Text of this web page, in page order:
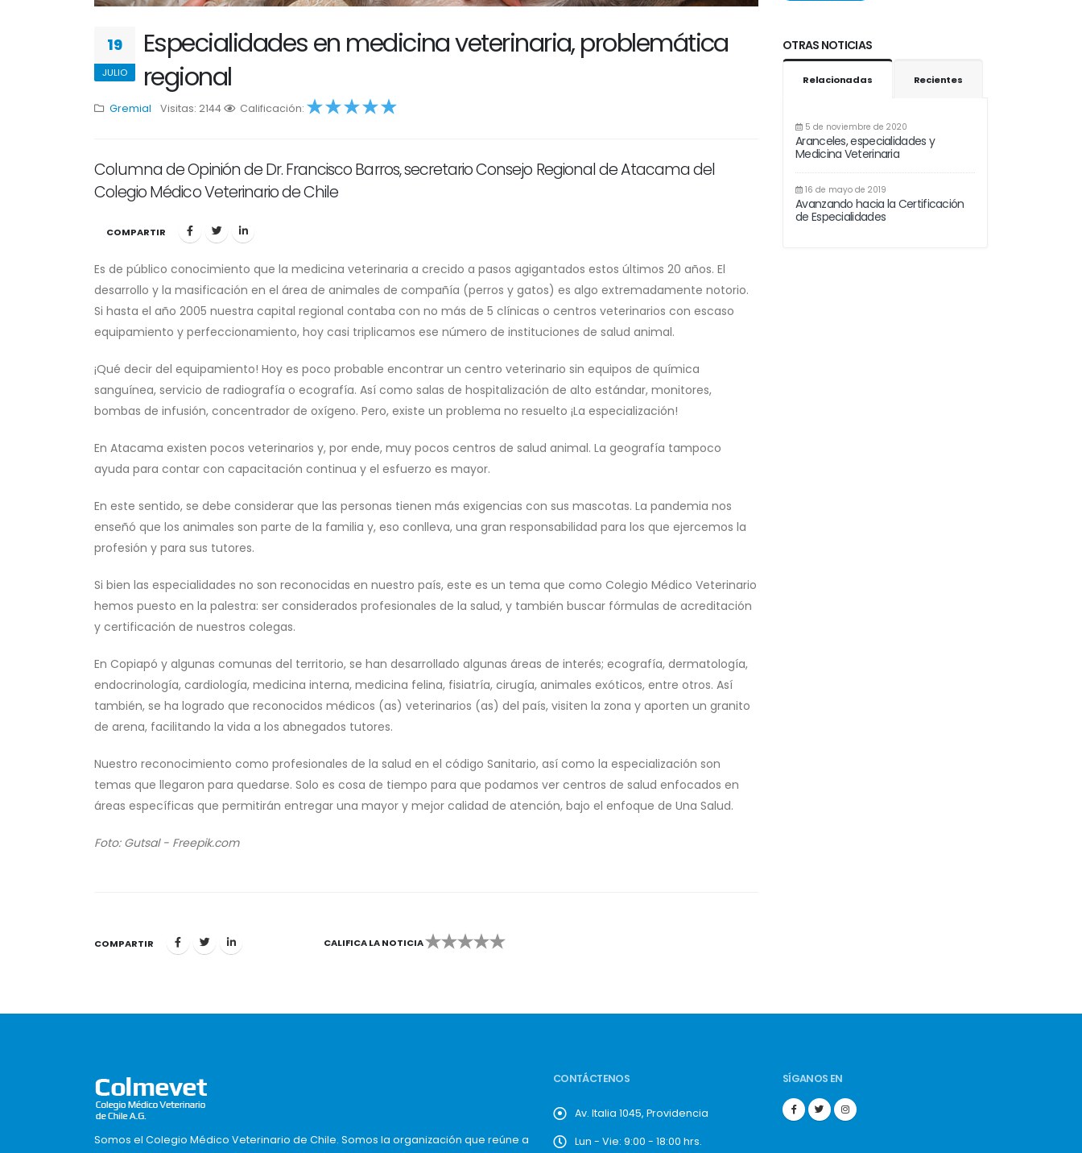
OTRAS NOTICIAS
Relacionadas Recientes
5 de noviembre de 2020
Aranceles, especialidades y
Medicina Veterinaria
16 de mayo de 2019
Avanzando hacia la Certificación
de Especialidades
19
JULIO
Especialidades en medicina veterinaria, problemática
regional
Gremial Visitas: 2144 Calificación:
1 2 3 4 5
Columna de Opinión de Dr. Francisco Barros, secretario Consejo Regional de Atacama del
Colegio Médico Veterinario de Chile
COMPARTIR
Es de público conocimiento que la medicina veterinaria a crecido a pasos agigantados estos últimos 20 años. El
desarrollo y la masificación en el área de animales de compañía (perros y gatos) es algo extremadamente notorio.
Si hasta el año 2005 nuestra capital regional contaba con no más de 5 clínicas o centros veterinarios con escaso
equipamiento y perfeccionamiento, hoy casi triplicamos ese número de instituciones de salud animal.
¡Qué decir del equipamiento! Hoy es poco probable encontrar un centro veterinario sin equipos de química
sanguínea, servicio de radiografía o ecografía. Así como salas de hospitalización de alto estándar, monitores,
bombas de infusión, concentrador de oxígeno. Pero, existe un problema no resuelto ¡La especialización!
En Atacama existen pocos veterinarios y, por ende, muy pocos centros de salud animal. La geografía tampoco
ayuda para contar con capacitación continua y el esfuerzo es mayor.
En este sentido, se debe considerar que las personas tienen más exigencias con sus mascotas. La pandemia nos
enseñó que los animales son parte de la familia y, eso conlleva, una gran responsabilidad para los que ejercemos la
profesión y para sus tutores.
Si bien las especialidades no son reconocidas en nuestro país, este es un tema que como Colegio Médico Veterinario
hemos puesto en la palestra: ser considerados profesionales de la salud, y también buscar fórmulas de acreditación
y certificación de nuestros colegas.
En Copiapó y algunas comunas del territorio, se han desarrollado algunas áreas de interés; ecografía, dermatología,
endocrinología, cardiología, medicina interna, medicina felina, fisiatría, cirugía, animales exóticos, entre otros. Así
también, se ha logrado que reconocidos médicos (as) veterinarios (as) del país, visiten la zona y aporten un granito
de arena, facilitando la vida a los abnegados tutores.
Nuestro reconocimiento como profesionales de la salud en el código Sanitario, así como la especialización son
temas que llegaron para quedarse. Solo es cosa de tiempo para que podamos ver centros de salud enfocados en
áreas específicas que permitirán entregar una mayor y mejor calidad de atención, bajo el enfoque de Una Salud.
Foto: Gutsal - Freepik.com
COMPARTIR CALIFICA LA NOTICIA
1 2 3 4 5
Somos el Colegio Médico Veterinario de Chile. Somos la organización que reúne a
CONTÁCTENOS
Av. Italia 1045, Providencia
Lun - Vie: 9:00 - 18:00 hrs.
SÍGANOS EN